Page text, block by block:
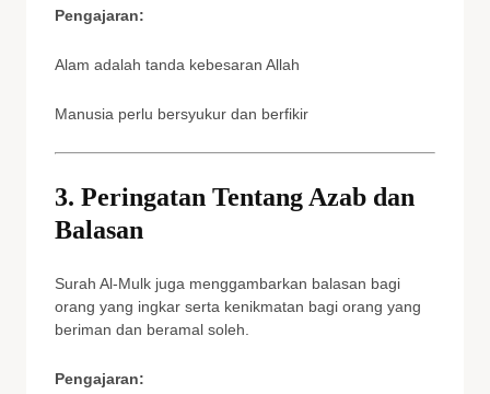
Pengajaran:
Alam adalah tanda kebesaran Allah
Manusia perlu bersyukur dan berfikir
3. Peringatan Tentang Azab dan
Balasan
Surah Al-Mulk juga menggambarkan balasan bagi
orang yang ingkar serta kenikmatan bagi orang yang
beriman dan beramal soleh.
Pengajaran: